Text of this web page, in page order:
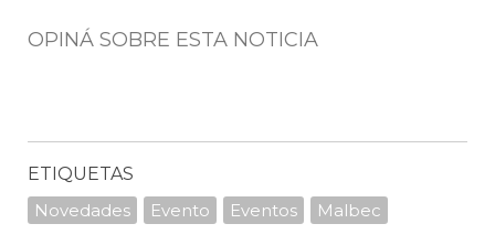
OPINÁ SOBRE ESTA NOTICIA
ETIQUETAS
Novedades
Evento Eventos Malbec